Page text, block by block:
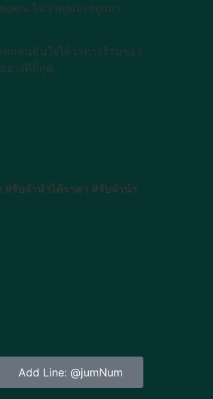
งคุณ ไม่ว่าคุณจะอยู่แถว
กคนมั่นใจได้ว่าทางร้านของ
ย่างดีที่สุด
รับจำนำได้ราคา #รับจำนำ
Add Line: @jumNum